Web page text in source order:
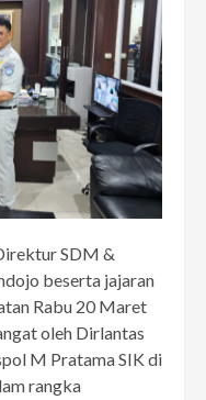
SDM &
beserta jajaran
Rabu 20 Maret
oleh Dirlantas
M Pratama SIK di
rangka